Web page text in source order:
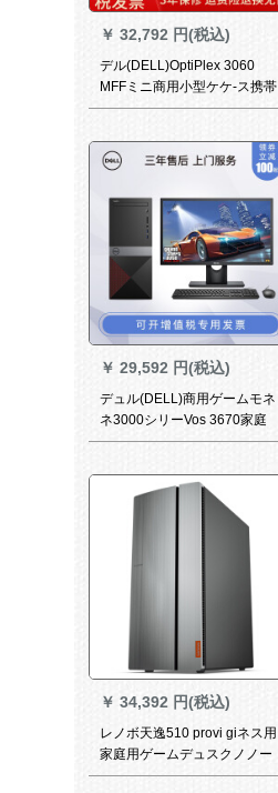
￥ 32,792 円(税込)
デル(DELL)OptiPlex 3060
MFFミニ商用小型ケケ-ス携帯
デビュー-スPC riving ghtc
1 T+128 Gソリッドバーン無
線
￥ 29,592 円(税込)
デュル(DELL)商用ゲームモネ
ネ3000シリーVos 3670家庭
用/アフィディック财务开票本
Direi 3-8100 8 G 1 T+128
GSSDカードドム
￥ 34,392 円(税込)
レノボ天逸510 provi giネス用
家庭用ゲームデュスクノノー
ト本台完成機コア8 G 5-8400